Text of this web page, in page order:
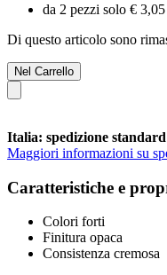
da 2 pezzi solo € 3,05
Di questo articolo sono
Nel Carrello
Italia: spedizione
Maggiori informazioni su
Caratteristiche e
Colori forti
Finitura opaca
Consistenza cremosa